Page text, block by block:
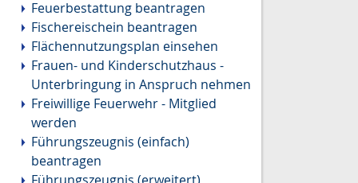
Feuerbestattung beantragen
Fischereischein beantragen
Flächennutzungsplan einsehen
Frauen- und Kinderschutzhaus -
Unterbringung in Anspruch nehmen
Freiwillige Feuerwehr - Mitglied
werden
Führungszeugnis (einfach)
beantragen